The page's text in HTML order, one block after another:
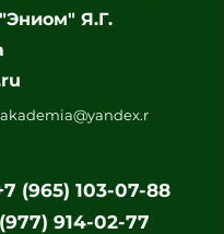
Я.Г.
(965) 103-07-88
914-02-77